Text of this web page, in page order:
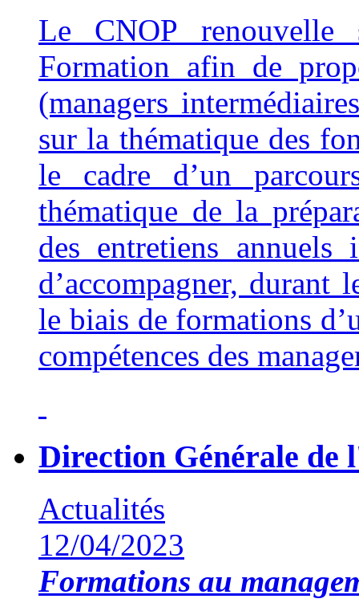
Le CNOP renouvelle
Formation afin de
(managers
sur la thématique des
le cadre d’un
thématique de la
des entretiens annuels
d’accompagner, durant
le biais de formations
compétences des
Direction Générale de
Actualités
12/04/2023
Formations au